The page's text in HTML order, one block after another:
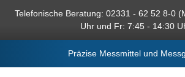
springen
Telefonische Beratung: 02331 - 62 52 8-0
Uhr und Fr: 7:45 - 14:30
Präzise Messmittel und